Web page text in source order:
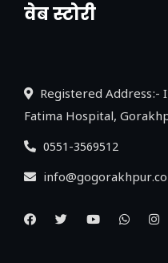
वेब स्टोरी
नया एक्सप्रेसवे:
Registered Address:-
Fatima Hospital,
0551-3569512